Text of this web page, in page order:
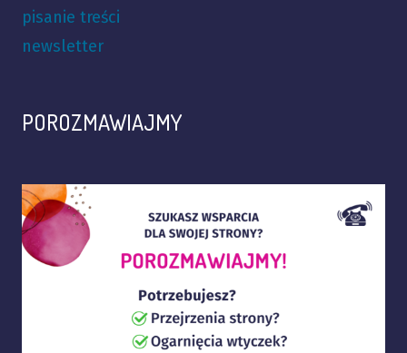
pisanie treści
newsletter
POROZMAWIAJMY